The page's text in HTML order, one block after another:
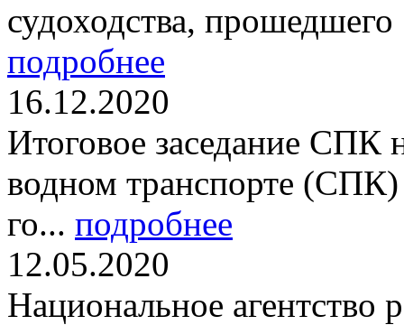
судоходства,
подробнее
16.12.2020
Итоговое заседание СПК
водном транспорте (СПК)
го... подробнее
12.05.2020
Национальное агентство